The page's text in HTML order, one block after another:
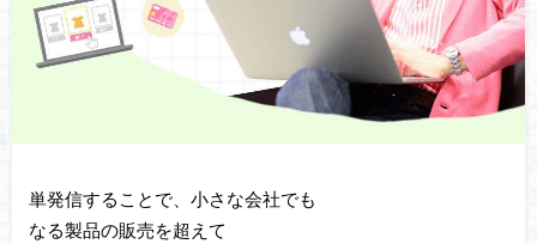
単発信することで、小さな会社でも
なる製品の販売を超えて